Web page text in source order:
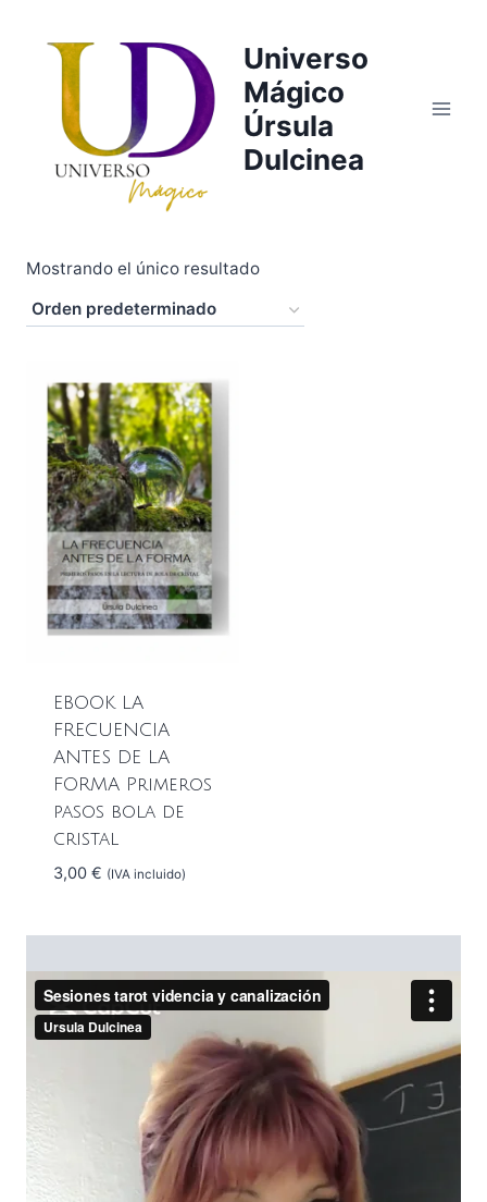
contenido
Universo
Mágico
Úrsula
Dulcinea
Mostrando el único resultado
EBOOK LA
FRECUENCIA
ANTES DE LA
FORMA Primeros
pasos bola de
cristal
3,00 € (IVA incluido)